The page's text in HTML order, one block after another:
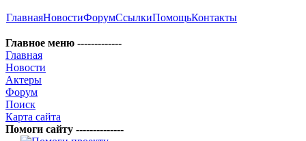
ГлавнаяНовостиФорумСсылкиПомощьКонтакты
Главное меню -------------
Главная
Новости
Актеры
Форум
Поиск
Карта сайта
Помоги сайту --------------